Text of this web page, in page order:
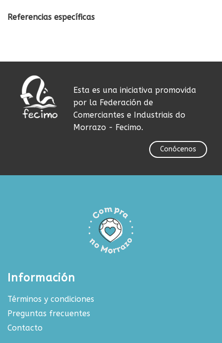
Referencias específicas
Esta es una iniciativa promovida
por la Federación de
Comerciantes e Industriais do
Morrazo - Fecimo.
Conócenos
Información
Términos y condiciones
Preguntas frecuentes
Contacto